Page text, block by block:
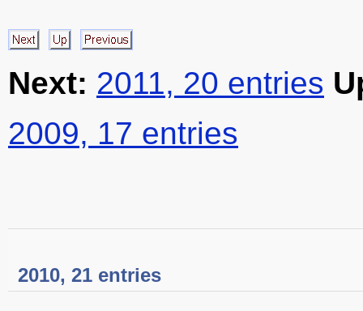
Next: 2011, 20 entries
2009, 17 entries
2010, 21 entries